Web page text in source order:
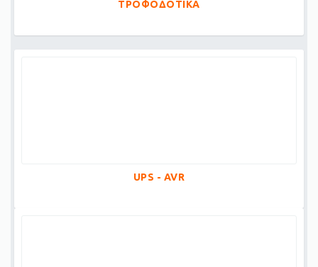
ΤΡΟΦΟΔΟΤΙΚΑ
UPS - AVR